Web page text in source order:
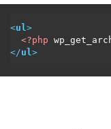
<ul>
<?php
</ul>